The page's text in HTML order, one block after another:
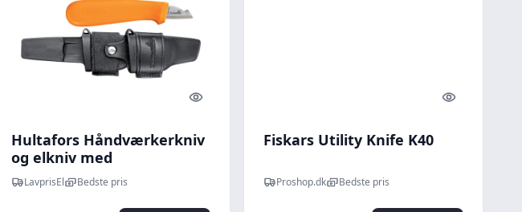
Quick look
Hultafors Håndværkerkniv
og elkniv med
dobbeltskede
LavprisEl Bedste pris
Quick look
Fiskars Utility Knife K40
Proshop.dk Bedste pris